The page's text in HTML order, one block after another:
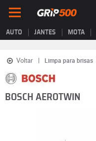
AUTO JANTES MOTA
Voltar Limpa para brisas
BOSCH AEROTWIN